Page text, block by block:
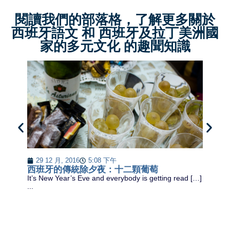
閱讀我們的部落格，了解更多關於
西班牙語文 和 西班牙及拉丁美洲國
家的多元文化 的趣聞知識
29 12 月, 2016 5:08 下午
西班牙的傳統除夕夜：十二顆葡萄
It’s New Year’s Eve and everybody is getting read […]
...